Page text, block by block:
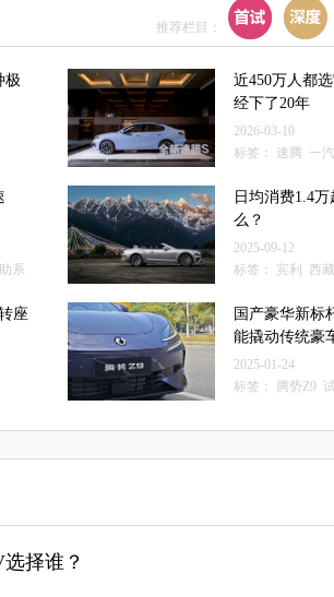
推荐栏目：
极
近450万人都
经下了20年
2026-03-10
标签： 速腾 一
系
日均消费1.4
么？
2025-09-12
标签： 宾利 西藏
座
国产豪华新标
能撬动传统豪
2025-01-24
标签：
腾势Z9
择谁？